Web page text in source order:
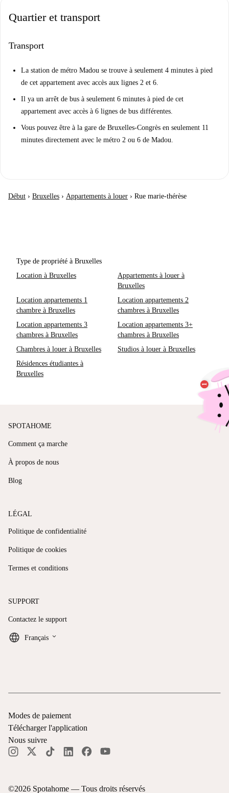
Quartier et transport
Transport
La station de métro Madou se trouve à seulement 4 minutes à pied
de cet appartement avec accès aux lignes 2 et 6.
Il ya un arrêt de bus à seulement 6 minutes à pied de cet
appartement avec accès à 6 lignes de bus différentes.
Vous pouvez être à la gare de Bruxelles-Congrès en seulement 11
minutes directement avec le métro 2 ou 6 de Madou.
Début › Bruxelles › Appartements à louer › Rue marie-thérèse
Type de propriété à Bruxelles
Location à Bruxelles
Appartements à louer à
Bruxelles
Location appartements 1
chambre à Bruxelles
Location appartements 2
chambres à Bruxelles
Location appartements 3
chambres à Bruxelles
Location appartements 3+
chambres à Bruxelles
Chambres à louer à Bruxelles
Studios à louer à Bruxelles
Résidences étudiantes à
Bruxelles
SPOTAHOME
Comment ça marche
À propos de nous
Blog
LÉGAL
Politique de confidentialité
Politique de cookies
Termes et conditions
SUPPORT
Contactez le support
Français keyboard_arrow_down
©2026 Spotahome — Tous droits réservés
Modes de paiement
Télécharger l'application
Nous suivre